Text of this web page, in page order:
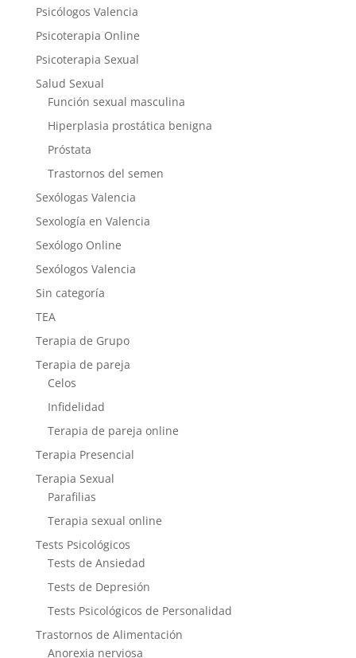
Psicólogos Valencia
Psicoterapia Online
Psicoterapia Sexual
Salud Sexual
Función sexual masculina
Hiperplasia prostática benigna
Próstata
Trastornos del semen
Sexólogas Valencia
Sexología en Valencia
Sexólogo Online
Sexólogos Valencia
Sin categoría
TEA
Terapia de Grupo
Terapia de pareja
Celos
Infidelidad
Terapia de pareja online
Terapia Presencial
Terapia Sexual
Parafilias
Terapia sexual online
Tests Psicológicos
Tests de Ansiedad
Tests de Depresión
Tests Psicológicos de Personalidad
Trastornos de Alimentación
Anorexia nerviosa